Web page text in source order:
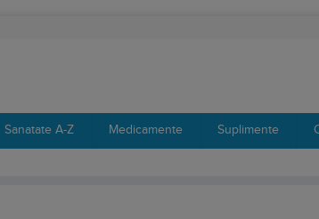
Sanatate A-Z Medicamente Suplimente